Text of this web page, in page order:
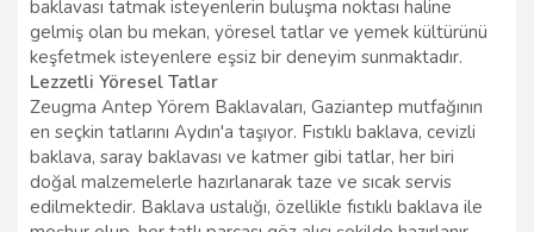
baklavası tatmak isteyenlerin buluşma noktası haline
gelmiş olan bu mekan, yöresel tatlar ve yemek kültürünü
keşfetmek isteyenlere eşsiz bir deneyim sunmaktadır.
Lezzetli Yöresel Tatlar
Zeugma Antep Yörem Baklavaları, Gaziantep mutfağının
en seçkin tatlarını Aydın'a taşıyor. Fıstıklı baklava, cevizli
baklava, saray baklavası ve katmer gibi tatlar, her biri
doğal malzemelerle hazırlanarak taze ve sıcak servis
edilmektedir. Baklava ustalığı, özellikle fıstıklı baklava ile